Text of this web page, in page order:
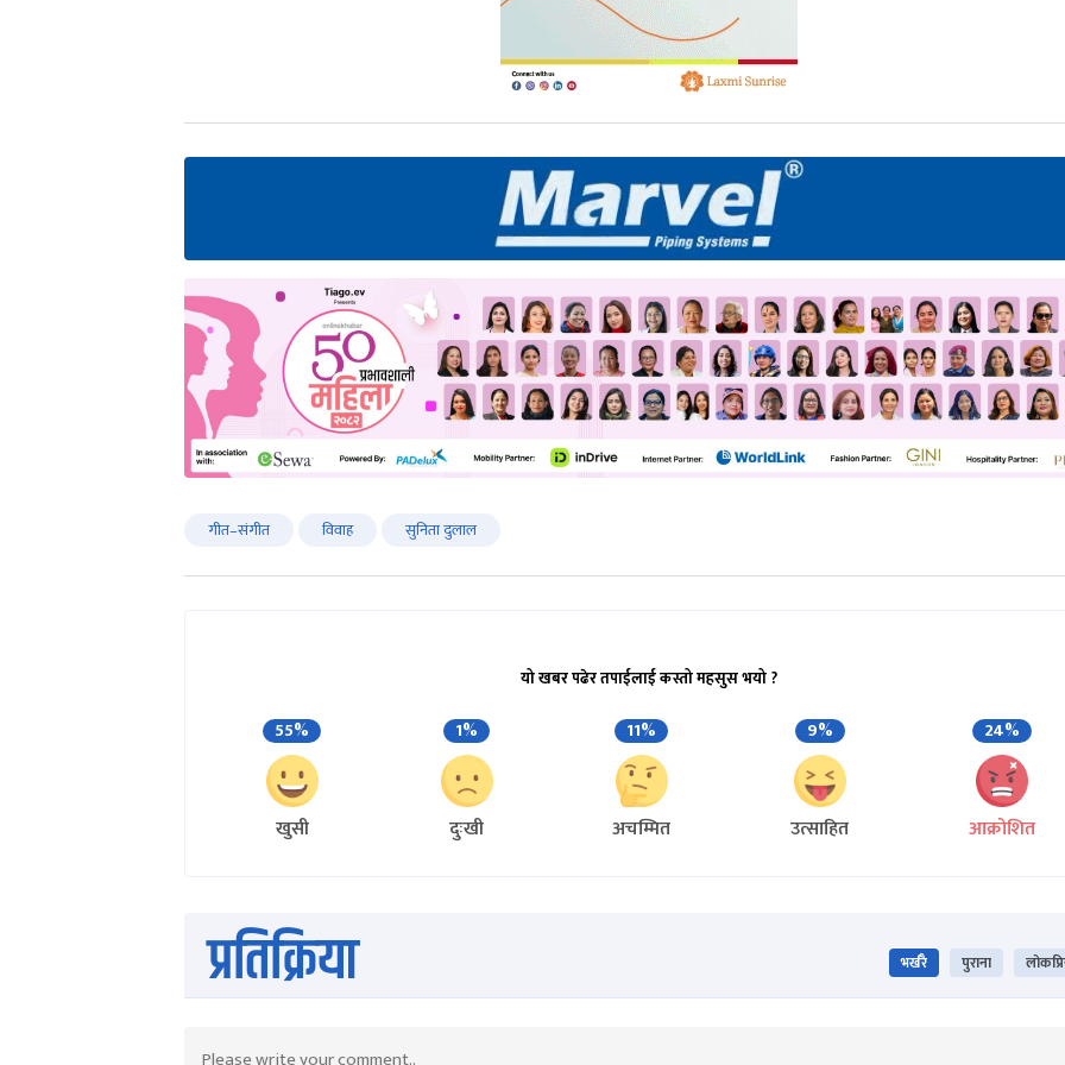
गीत–संगीत विवाह सुनिता दुलाल
यो खबर पढेर तपाईलाई कस्तो महसुस भयो ?
55%
खुसी
1%
दुःखी
11%
अचम्मित
9%
उत्साहित
24%
आक्रोशित
प्रतिक्रिया भर्खरै पुराना